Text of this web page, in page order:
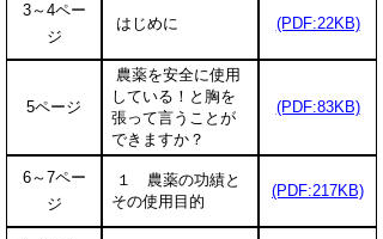
3～4ペー
ジ
はじめに (PDF:22KB)
5ページ
農薬を安全に使用
している！と胸を
張って言うことが
できますか？
(PDF:83KB)
6～7ペー
ジ
１ 農薬の功績と
その使用目的
(PDF:217KB)